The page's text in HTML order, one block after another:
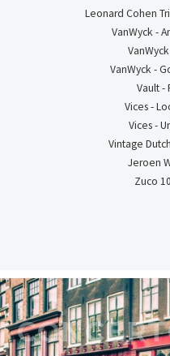
Leonard Cohen
VanWyck -
VanWyck -
Vault -
Vices -
Vices -
Vintage
Jeroen
Zuco